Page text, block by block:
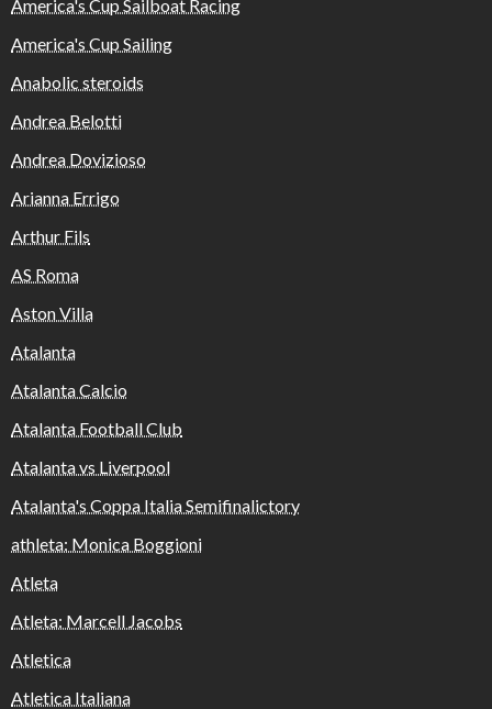
America's Cup Sailboat Racing
America's Cup Sailing
Anabolic steroids
Andrea Belotti
Andrea Dovizioso
Arianna Errigo
Arthur Fils
AS Roma
Aston Villa
Atalanta
Atalanta Calcio
Atalanta Football Club
Atalanta vs Liverpool
Atalanta's Coppa Italia Semifinalictory
athleta: Monica Boggioni
Atleta
Atleta: Marcell Jacobs
Atletica
Atletica Italiana